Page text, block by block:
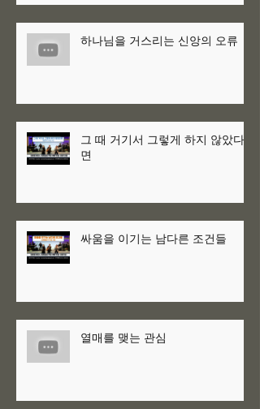
하나님을 거스리는 신앙의 오류
그 때 거기서 그렇게 하지 않았다
면
싸움을 이기는 남다른 조건들
열매를 맺는 관심